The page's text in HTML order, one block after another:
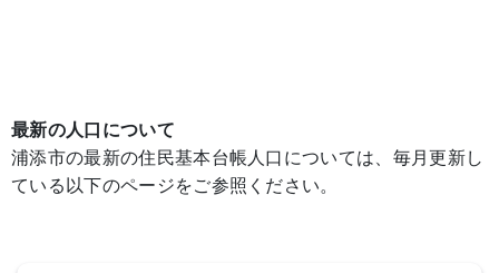
最新の人口について
浦添市の最新の住民基本台帳人口については、毎月更新し
ている以下のページをご参照ください。